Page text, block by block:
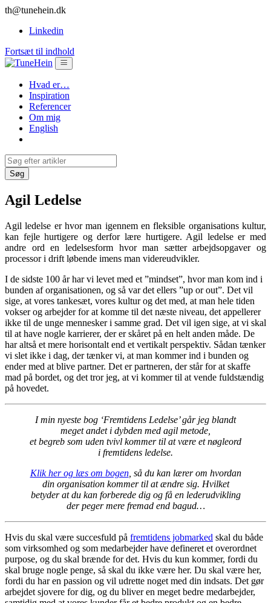
th@tunehein.dk
Linkedin
Fortsæt til indhold
Hvad er…
Inspiration
Referencer
Om mig
English
Agil Ledelse
Agil ledelse er hvor man igennem en fleksible organisations kultur,
kan fejle hurtigere og derfor lære hurtigere. Agil ledelse er med
andre ord en ledelsesform hvor man sætter arbejdsopgaver og
processor i drift løbende imens man videreudvikler.
I de sidste 100 år har vi levet med et ”mindset”, hvor man kom ind i
bunden af organisationen, og så var det ellers ”up or out”. Det vil
sige, at vores tankesæt, vores kultur og det med, at man hele tiden
vokser og arbejder for at komme til det næste niveau, det appellerer
ikke til de unge mennesker i samme grad. Det vil igen sige, at vi skal
til at have nogle karrierer, der er skåret på en helt anden måde. De
har altså et mere horisontalt end et vertikalt perspektiv. Sådan tænker
vi slet ikke i dag, der tænker vi, at man kommer ind i bunden og
ender med at blive partner. Det er partneren, der står for at skaffe
mad på bordet, og det tror jeg, at vi kommer til at vende fuldstændig
på hovedet.
I min nyeste bog ‘Fremtidens Ledelse’ går jeg blandt
meget andet i dybden med agil metode,
et begreb som uden tvivl kommer til at være et nøgleord
i fremtidens ledelse.
Klik her og læs om bogen, så du kan lærer om hvordan
din organisation kommer til at ændre sig. Hvilket
betyder at du kan forberede dig og få en lederudvikling
der peger mere fremad end bagud…
Hvis du skal være succesfuld på fremtidens jobmarked skal du både
som virksomhed og som medarbejder have defineret et overordnet
purpose, og du skal brænde for det. Hvis du kun kommer, fordi du
skal bruge nogle penge, så skal du ikke være her. Du skal være her,
fordi du har en passion og vil udrette noget med din indsats. Det gør
arbejdet sjovere for dig, og du bliver en meget bedre medarbejder,